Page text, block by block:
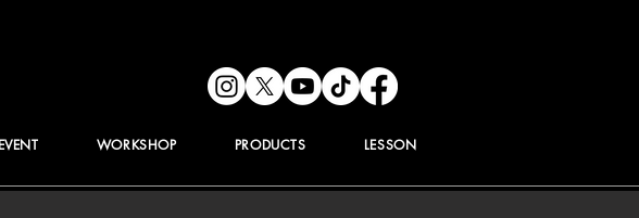
WORKSHOP PRODUCTS LESSON